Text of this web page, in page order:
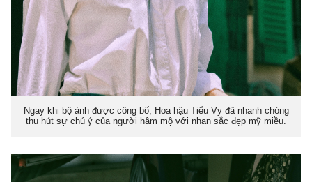
Ngay khi bộ ảnh được công bố, Hoa hậu Tiểu Vy đã nhanh chóng
thu hút sự chú ý của người hâm mộ với nhan sắc đẹp mỹ miều.